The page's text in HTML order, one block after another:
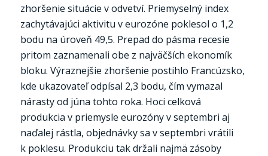
zhoršenie situácie v odvetví. Priemyselný index
zachytávajúci aktivitu v eurozóne poklesol o 1,2
bodu na úroveň 49,5. Prepad do pásma recesie
pritom zaznamenali obe z najväčších ekonomík
bloku. Výraznejšie zhoršenie postihlo Francúzsko,
kde ukazovateľ odpísal 2,3 bodu, čím vymazal
nárasty od júna tohto roka. Hoci celková
produkcia v priemysle eurozóny v septembri aj
naďalej rástla, objednávky sa v septembri vrátili
k poklesu. Produkciu tak držali najmä zásoby